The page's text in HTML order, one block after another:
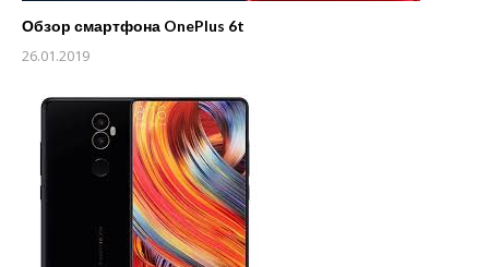
Обзор смартфона OnePlus 6t
26.01.2019